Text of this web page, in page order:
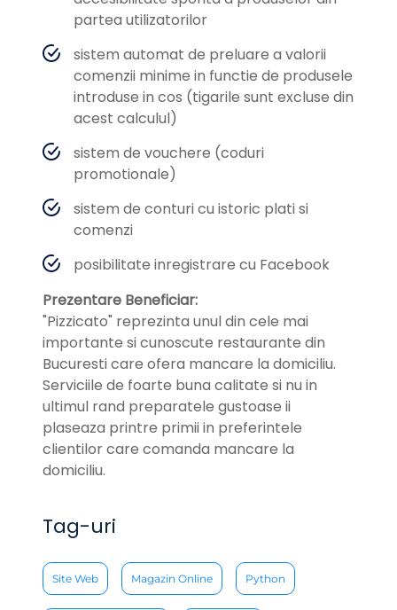
partea utilizatorilor
sistem automat de preluare a valorii
comenzii minime in functie de produsele
introduse in cos (tigarile sunt excluse din
acest calculul)
sistem de vouchere (coduri
promotionale)
sistem de conturi cu istoric plati si
comenzi
posibilitate inregistrare cu Facebook
Prezentare Beneficiar:
"Pizzicato" reprezinta unul din cele mai
importante si cunoscute restaurante din
Bucuresti care ofera mancare la domiciliu.
Serviciile de foarte buna calitate si nu in
ultimul rand preparatele gustoase ii
plaseaza printre primii in preferintele
clientilor care comanda mancare la
domiciliu.
Tag-uri
Site Web Magazin Online Python